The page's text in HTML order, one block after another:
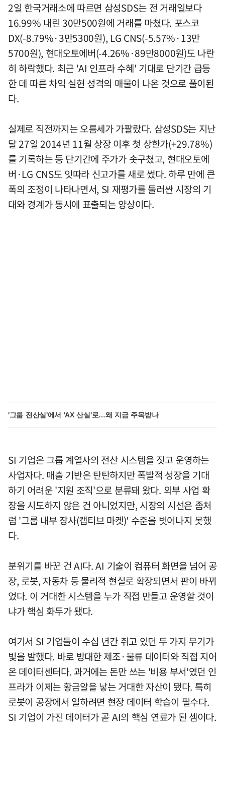
2일 한국거래소에 따르면 삼성SDS는 전 거래일보다
16.99% 내린 30만500원에 거래를 마쳤다. 포스코
DX(-8.79%·3만5300원), LG CNS(-5.57%·13만
5700원), 현대오토에버(-4.26%·89만8000원)도 나란
히 하락했다. 최근 'AI 인프라 수혜' 기대로 단기간 급등
한 데 따른 차익 실현 성격의 매물이 나온 것으로 풀이된
다.
실제로 직전까지는 오름세가 가팔랐다. 삼성SDS는 지난
달 27일 2014년 11월 상장 이후 첫 상한가(+29.78%)
를 기록하는 등 단기간에 주가가 솟구쳤고, 현대오토에
버·LG CNS도 잇따라 신고가를 새로 썼다. 하루 만에 큰
폭의 조정이 나타나면서, SI 재평가를 둘러싼 시장의 기
대와 경계가 동시에 표출되는 양상이다.
'그룹 전산실'에서 'AX 산실'로…왜 지금 주목받나
SI 기업은 그룹 계열사의 전산 시스템을 짓고 운영하는
사업자다. 매출 기반은 탄탄하지만 폭발적 성장을 기대
하기 어려운 '지원 조직'으로 분류돼 왔다. 외부 사업 확
장을 시도하지 않은 건 아니었지만, 시장의 시선은 좀처
럼 '그룹 내부 장사(캡티브 마켓)' 수준을 벗어나지 못했
다.
분위기를 바꾼 건 AI다. AI 기술이 컴퓨터 화면을 넘어 공
장, 로봇, 자동차 등 물리적 현실로 확장되면서 판이 바뀌
었다. 이 거대한 시스템을 누가 직접 만들고 운영할 것이
냐가 핵심 화두가 됐다.
여기서 SI 기업들이 수십 년간 쥐고 있던 두 가지 무기가
빛을 발했다. 바로 방대한 제조·물류 데이터와 직접 지어
온 데이터센터다. 과거에는 돈만 쓰는 '비용 부서'였던 인
프라가 이제는 황금알을 낳는 거대한 자산이 됐다. 특히
로봇이 공장에서 일하려면 현장 데이터 학습이 필수다.
SI 기업이 가진 데이터가 곧 AI의 핵심 연료가 된 셈이다.